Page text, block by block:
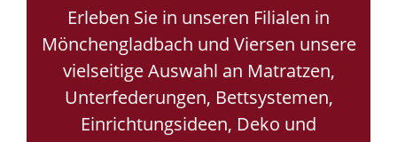
Erleben Sie in unseren Filialen in
Mönchengladbach und Viersen unsere
vielseitige Auswahl an Matratzen,
Unterfederungen, Bettsystemen,
Einrichtungsideen, Deko und